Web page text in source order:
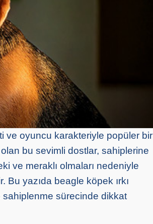
ve oyuncu karakteriyle popüler bir
bu sevimli dostlar, sahiplerine
ve meraklı olmaları nedeniyle
Bu yazıda beagle köpek ırkı
sahiplenme sürecinde dikkat